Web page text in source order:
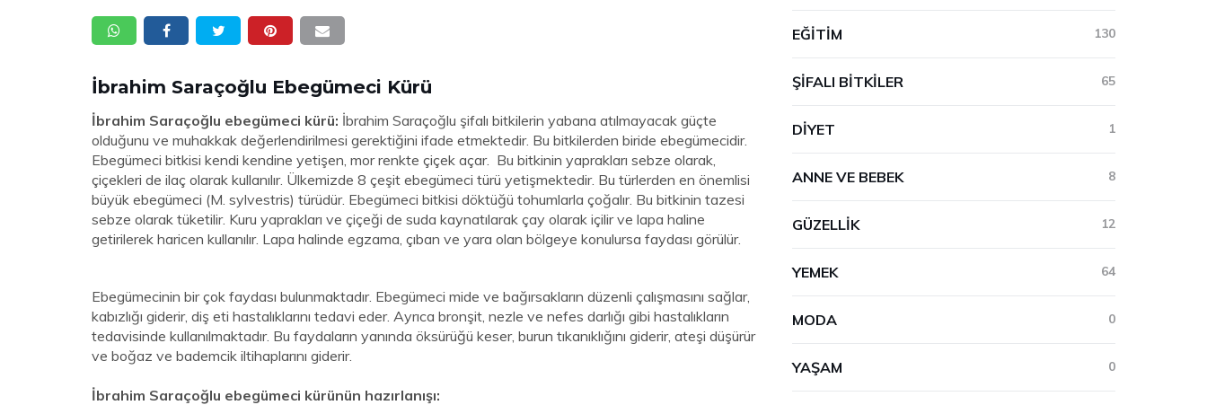
İbrahim Saraçoğlu Ebegümeci Kürü
İbrahim Saraçoğlu ebegümeci kürü: İbrahim Saraçoğlu şifalı bitkilerin yabana atılmayacak güçte
olduğunu ve muhakkak değerlendirilmesi gerektiğini ifade etmektedir. Bu bitkilerden biride ebegümecidir.
Ebegümeci bitkisi kendi kendine yetişen, mor renkte çiçek açar. Bu bitkinin yaprakları sebze olarak,
çiçekleri de ilaç olarak kullanılır. Ülkemizde 8 çeşit ebegümeci türü yetişmektedir. Bu türlerden en önemlisi
büyük ebegümeci (M. sylvestris) türüdür. Ebegümeci bitkisi döktüğü tohumlarla çoğalır. Bu bitkinin tazesi
sebze olarak tüketilir. Kuru yaprakları ve çiçeği de suda kaynatılarak çay olarak içilir ve lapa haline
getirilerek haricen kullanılır. Lapa halinde egzama, çıban ve yara olan bölgeye konulursa faydası görülür.
Ebegümecinin bir çok faydası bulunmaktadır. Ebegümeci mide ve bağırsakların düzenli çalışmasını sağlar,
kabızlığı giderir, diş eti hastalıklarını tedavi eder. Ayrıca bronşit, nezle ve nefes darlığı gibi hastalıkların
tedavisinde kullanılmaktadır. Bu faydaların yanında öksürüğü keser, burun tıkanıklığını giderir, ateşi düşürür
ve boğaz ve bademcik iltihaplarını giderir.
İbrahim Saraçoğlu ebegümeci kürünün hazırlanışı:
EĞITIM 130
ŞIFALI BITKILER 65
DIYET 1
ANNE VE BEBEK 8
GÜZELLIK 12
YEMEK 64
MODA 0
YAŞAM 0